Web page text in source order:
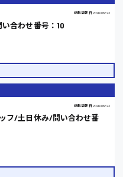
掲載更新日 2026/06/23
合わせ番号：10
掲載更新日 2026/06/23
フ/土日休み/問い合わせ番